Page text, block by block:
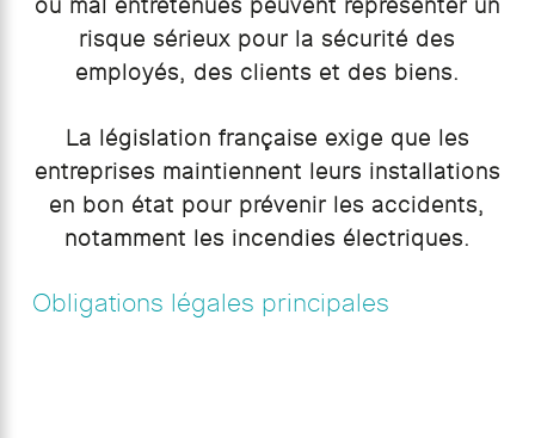
ou mal entretenues peuvent représenter un
risque sérieux pour la sécurité des
employés, des clients et des biens.
La législation française exige que les
entreprises maintiennent leurs installations
en bon état pour prévenir les accidents,
notamment les incendies électriques.
Obligations légales principales